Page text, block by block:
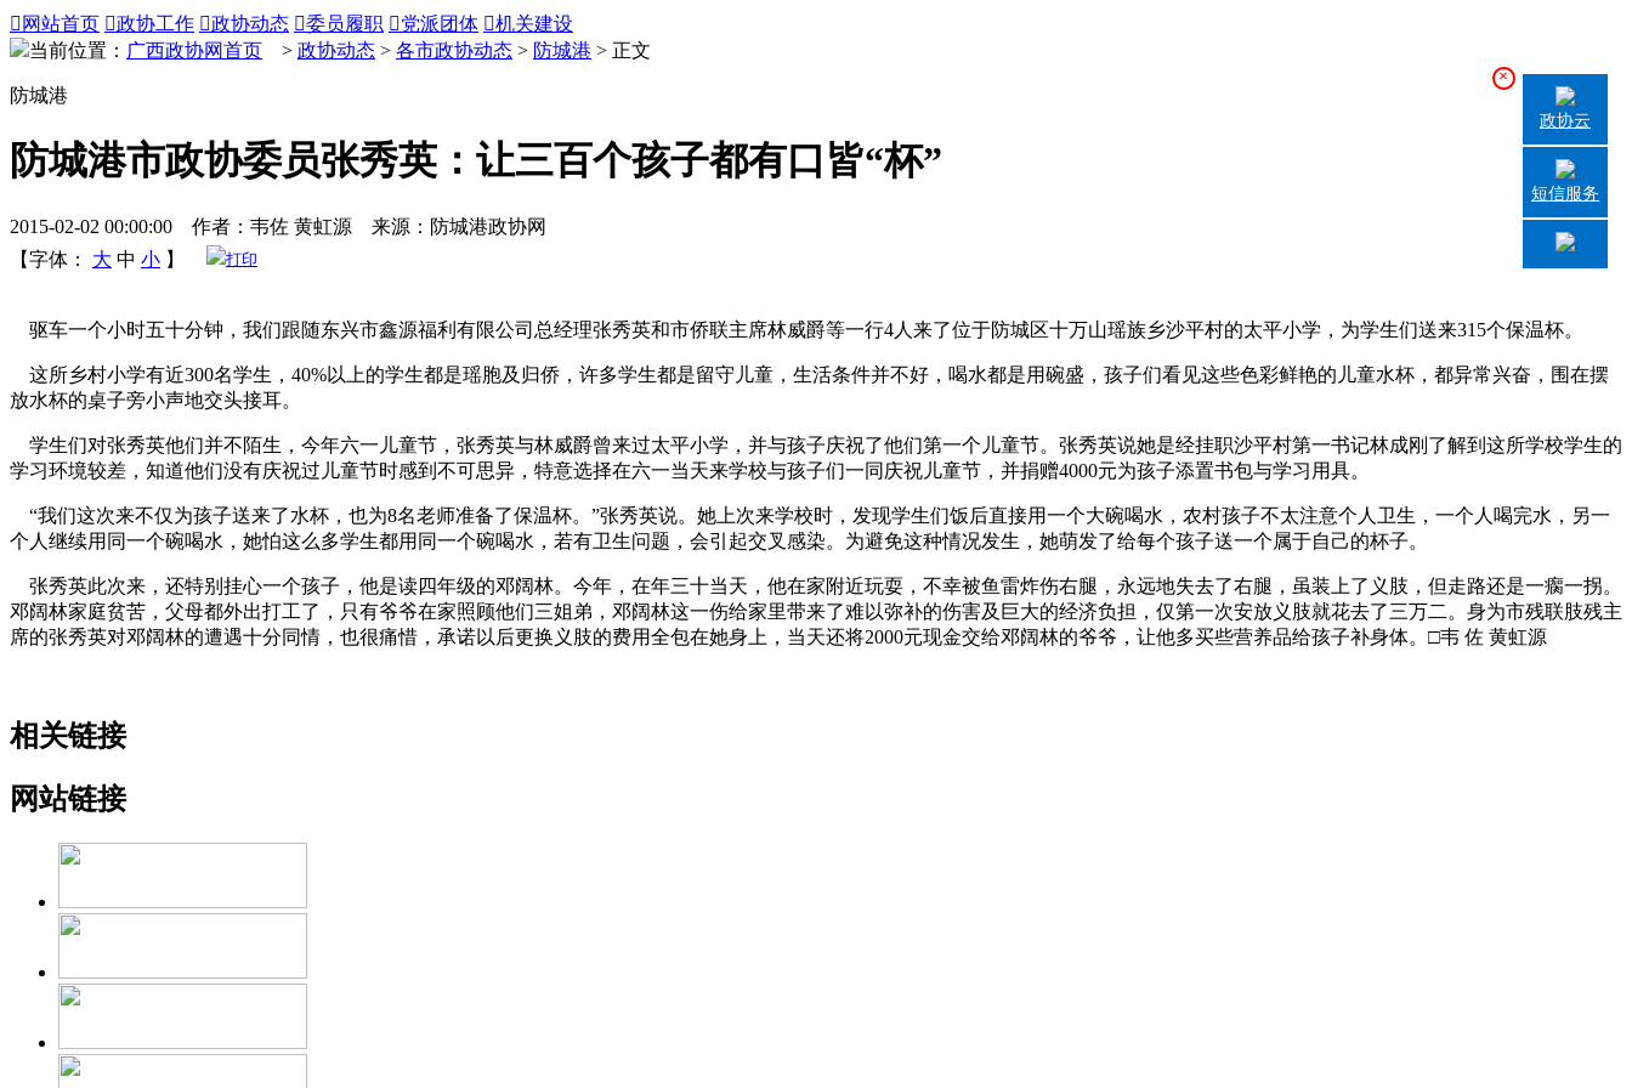
 网站首页 政协工作 政协动态 委员履职 党派团体 机关建设
当前位置： 广西政协网首页 > 政协动态 > 各市政协动态 > 防城港 > 正文
防城港
防城港市政协委员张秀英：让三百个孩子都有口皆“杯”
2015-02-02 00:00:00 作者：韦佐 黄虹源 来源：防城港政协网
【字体：
大 中 小 】 打印
驱车一个小时五十分钟，我们跟随东兴市鑫源福利有限公司总经理张秀英和市侨联主席林威爵等一行4人来了位于防城区十万山瑶族乡沙平村的太平小学，为学生们送来315个保温杯。
这所乡村小学有近300名学生，40%以上的学生都是瑶胞及归侨，许多学生都是留守儿童，生活条件并不好，喝水都是用碗盛，孩子们看见这些色彩鲜艳的儿童水杯，都异常兴奋，围在摆
放水杯的桌子旁小声地交头接耳。
学生们对张秀英他们并不陌生，今年六一儿童节，张秀英与林威爵曾来过太平小学，并与孩子庆祝了他们第一个儿童节。张秀英说她是经挂职沙平村第一书记林成刚了解到这所学校学生的
学习环境较差，知道他们没有庆祝过儿童节时感到不可思异，特意选择在六一当天来学校与孩子们一同庆祝儿童节，并捐赠4000元为孩子添置书包与学习用具。
“我们这次来不仅为孩子送来了水杯，也为8名老师准备了保温杯。”张秀英说。她上次来学校时，发现学生们饭后直接用一个大碗喝水，农村孩子不太注意个人卫生，一个人喝完水，另一
个人继续用同一个碗喝水，她怕这么多学生都用同一个碗喝水，若有卫生问题，会引起交叉感染。为避免这种情况发生，她萌发了给每个孩子送一个属于自己的杯子。
张秀英此次来，还特别挂心一个孩子，他是读四年级的邓阔林。今年，在年三十当天，他在家附近玩耍，不幸被鱼雷炸伤右腿，永远地失去了右腿，虽装上了义肢，但走路还是一瘸一拐。
邓阔林家庭贫苦，父母都外出打工了，只有爷爷在家照顾他们三姐弟，邓阔林这一伤给家里带来了难以弥补的伤害及巨大的经济负担，仅第一次安放义肢就花去了三万二。身为市残联肢残主
席的张秀英对邓阔林的遭遇十分同情，也很痛惜，承诺以后更换义肢的费用全包在她身上，当天还将2000元现金交给邓阔林的爷爷，让他多买些营养品给孩子补身体。□韦 佐 黄虹源
相关链接
网站链接
×
政协云
短信服务